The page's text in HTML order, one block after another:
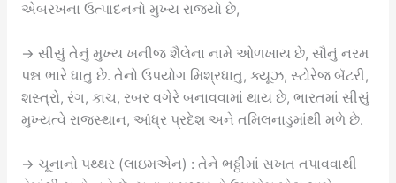
એબરખના ઉત્પાદનનો મુખ્ય રાજ્યો છે,
→ સીસું તેનું મુખ્ય ખનીજ શૈલેના નામે ઓળખાય છે, સૌનું નરમ
પન્ન ભારે ધાતુ છે. તેનો ઉપયોગ મિશ્રધાતુ, ક્યૂઝ, સ્ટોરેજ બૅટરી,
શસ્ત્રો, રંગ, કાચ, રબર વગેરે બનાવવામાં થાય છે, ભારતમાં સીસું
મુખ્યત્વે રાજસ્થાન, આંધ્ર પ્રદેશ અને તમિલનાડુમાંથી મળે છે.
→ ચૂનાનો પથ્થર (લાઇમએન) : તેને ભઠ્ઠીમાં સખત તપાવવાથી